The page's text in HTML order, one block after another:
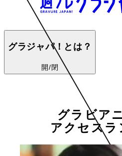
グラジャパ！とは？
開/閉
グラビア
アクセスラ